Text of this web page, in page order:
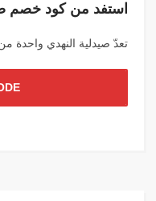
تعدّ صيدلية النهدي واحدة